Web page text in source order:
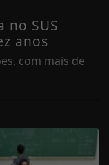
no SUS
anos
com mais de